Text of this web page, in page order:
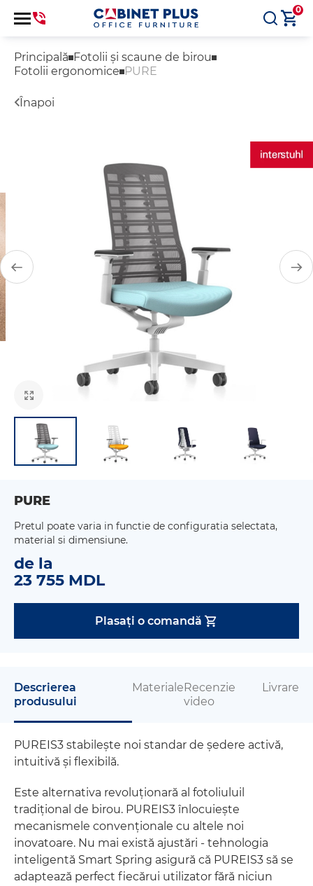
0
Principală Fotolii și scaune de birou
Fotolii ergonomice PURE
Înapoi
PURE
Pretul poate varia in functie de configuratia selectata,
material si dimensiune.
de la
23 755 MDL
Plasați o comandă
Descrierea
produsului
MaterialeRecenzie
video
Livrare
PUREIS3 stabilește noi standar de ședere activă,
intuitivă și flexibilă.
Este alternativa revoluționară al fotoliuluil
tradițional de birou. PUREIS3 înlocuiește
mecanismele convenționale cu altele noi
inovatoare. Nu mai există ajustări - tehnologia
inteligentă Smart Spring asigură că PUREIS3 să se
adaptează perfect fiecărui utilizator fără niciun